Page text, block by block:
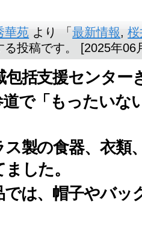
華苑 より 「最新情報,
る投稿です。 [2025年06
包括支援センター
で「もったいな
製の食器、衣類
した。
では、帽子やバッ